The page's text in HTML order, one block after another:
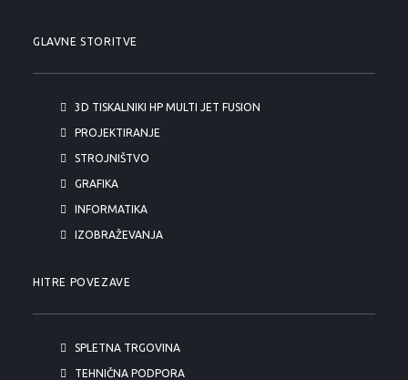
GLAVNE STORITVE
3D TISKALNIKI HP MULTI JET FUSION
PROJEKTIRANJE
STROJNIŠTVO
GRAFIKA
INFORMATIKA
IZOBRAŽEVANJA
HITRE POVEZAVE
SPLETNA TRGOVINA
TEHNIČNA PODPORA